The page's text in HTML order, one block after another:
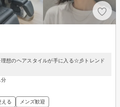
想のヘアスタイルが手に入る☆彡トレンド
分
える メンズ歓迎